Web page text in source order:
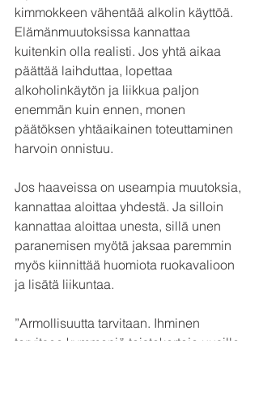
kimmokkeen vähentää alkolin käyttöä.
Elämänmuutoksissa kannattaa
kuitenkin olla realisti. Jos yhtä aikaa
päättää laihduttaa, lopettaa
alkoholinkäytön ja liikkua paljon
enemmän kuin ennen, monen
päätöksen yhtäaikainen toteuttaminen
harvoin onnistuu.
Jos haaveissa on useampia muutoksia,
kannattaa aloittaa yhdestä. Ja silloin
kannattaa aloittaa unesta, sillä unen
paranemisen myötä jaksaa paremmin
myös kiinnittää huomiota ruokavalioon
ja lisätä liikuntaa.
”Armollisuutta tarvitaan. Ihminen
tarvitsee kymmeniä toistokertoja uusille